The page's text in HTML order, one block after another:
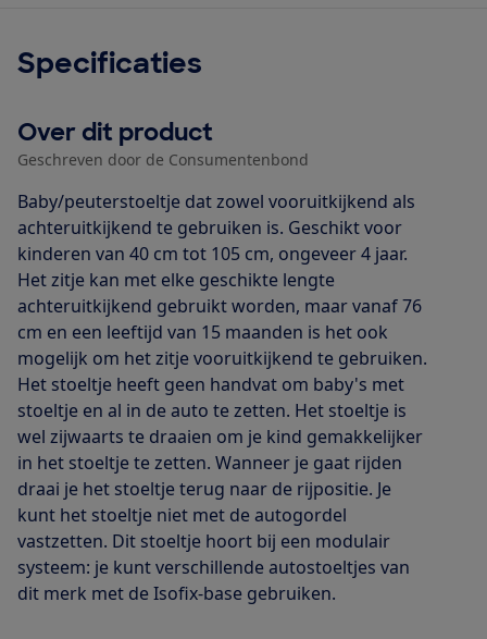
Specificaties
Over dit product
Geschreven door de Consumentenbond
Baby/peuterstoeltje dat zowel vooruitkijkend als
achteruitkijkend te gebruiken is. Geschikt voor
kinderen van 40 cm tot 105 cm, ongeveer 4 jaar.
Het zitje kan met elke geschikte lengte
achteruitkijkend gebruikt worden, maar vanaf 76
cm en een leeftijd van 15 maanden is het ook
mogelijk om het zitje vooruitkijkend te gebruiken.
Het stoeltje heeft geen handvat om baby's met
stoeltje en al in de auto te zetten. Het stoeltje is
wel zijwaarts te draaien om je kind gemakkelijker
in het stoeltje te zetten. Wanneer je gaat rijden
draai je het stoeltje terug naar de rijpositie. Je
kunt het stoeltje niet met de autogordel
vastzetten. Dit stoeltje hoort bij een modulair
systeem: je kunt verschillende autostoeltjes van
dit merk met de Isofix-base gebruiken.